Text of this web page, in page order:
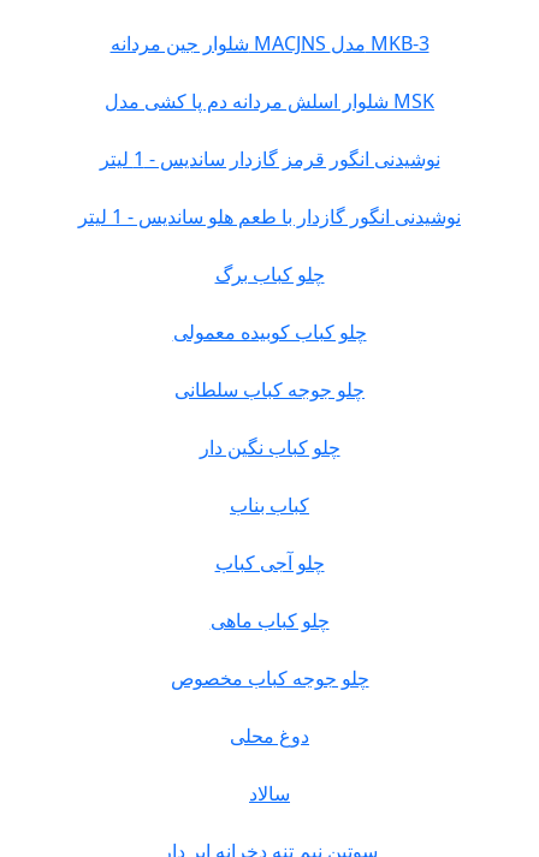
شلوار جین مردانه MACJNS مدل MKB-3
شلوار اسلش مردانه دم پا کشی مدل MSK
نوشیدنی انگور قرمز گازدار ساندیس - 1 لیتر
نوشیدنی انگور گازدار با طعم هلو ساندیس - 1 لیتر
چلو کباب برگ
چلو کباب کوبیده معمولی
چلو جوجه کباب سلطانی
چلو کباب نگین دار
کباب بناب
چلو آجی کباب
چلو کباب ماهی
چلو جوجه کباب مخصوص
دوغ محلی
سالاد
سوتین نیم تنه دخرانه ابر دار